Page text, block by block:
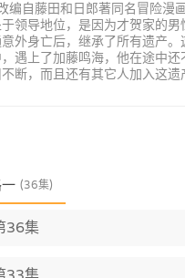
编自藤田和日郎著同名冒险
领导地位，是因为才贺家的
外身亡后，继承了所有遗产
遇上了加藤鸣海，他在途中
断，而且还有其它人加入这
(36集)
36集